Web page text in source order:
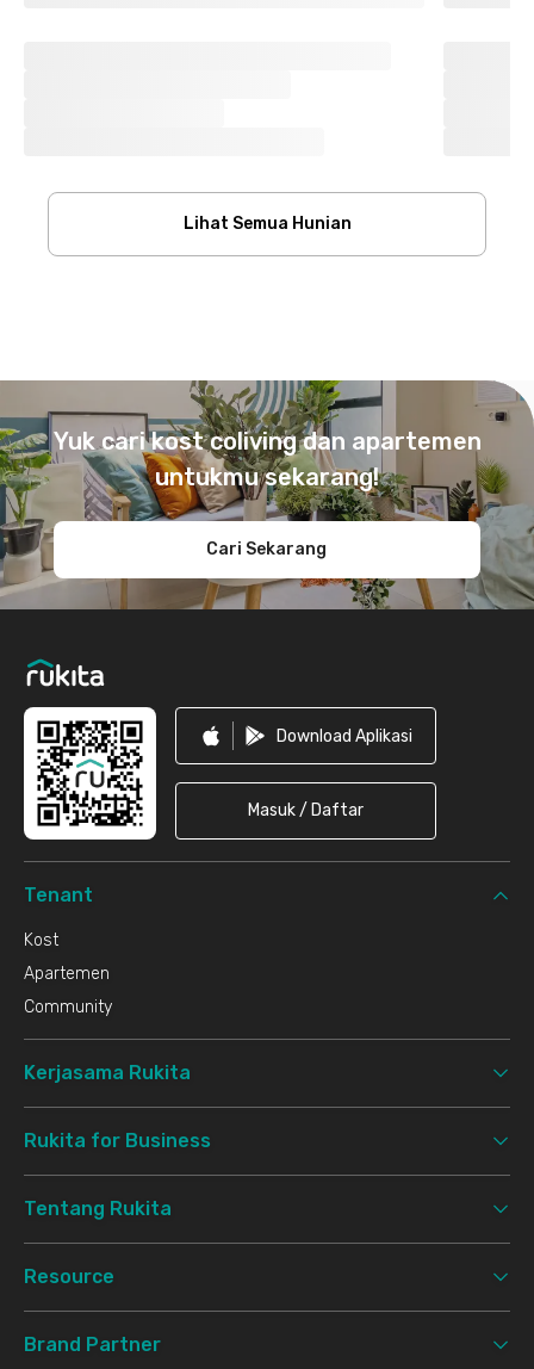
Lihat Semua Hunian
Yuk cari kost coliving dan apartemen
untukmu sekarang!
Cari Sekarang
Download Aplikasi
Masuk / Daftar
Tenant
Kost
Apartemen
Community
Kerjasama Rukita
Rukita for Business
Tentang Rukita
Resource
Brand Partner